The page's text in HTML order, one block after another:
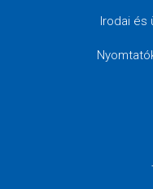
Irodai és